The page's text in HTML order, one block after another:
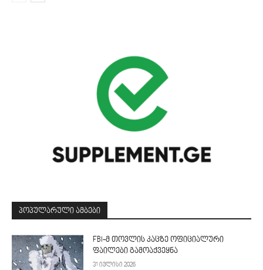
ᲞᲝᲞᲣᲚᲐᲠᲣᲚᲘ ᲐᲛᲑᲔᲑᲘ
FBI-მ თოვლის კაცზე ოფიციალური
ფაილები გამოაქვეყნა
31 ივლისი 2026